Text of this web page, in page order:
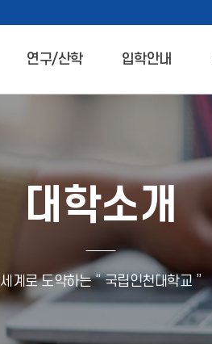
연구/산학 입학안내
대학소개
세계로 도약하는 “ 국립인천대학교 ”